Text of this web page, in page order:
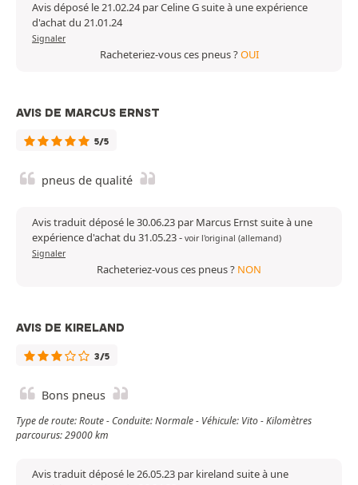
Avis déposé le 21.02.24 par Celine G suite à une expérience
d'achat du 21.01.24
Signaler
Racheteriez-vous ces pneus ?OUI
AVIS DE MARCUS ERNST
5/5
pneus de qualité
Avis traduit déposé le 30.06.23 par Marcus Ernst suite à une
expérience d'achat du 31.05.23- voir l'original (allemand)
Signaler
Racheteriez-vous ces pneus ? NON
AVIS DE KIRELAND
3/5
Bons pneus
Type de route: Route - Conduite: Normale - Véhicule: Vito - Kilomètres
parcourus: 29000 km
Avis traduit déposé le 26.05.23 par kireland suite à une